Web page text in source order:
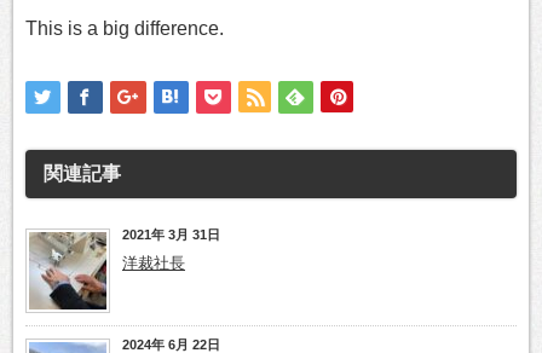
This is a big difference.
関連記事
2021年 3月 31日
洋裁社長
2024年 6月 22日